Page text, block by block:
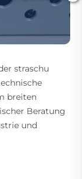
straschu
breiten
Beratung
und